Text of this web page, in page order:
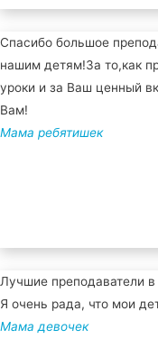
Спасибо большое
нашим детям!За то,как
уроки и за Ваш ценный
Вам!
Мама ребятишек
Лучшие преподаватели
Я очень рада, что мои
Мама девочек